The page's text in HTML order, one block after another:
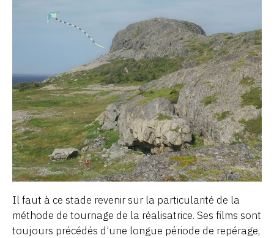
Il faut à ce stade revenir sur la particularité de la
méthode de tournage de la réalisatrice. Ses films sont
toujours précédés d’une longue période de repérage,